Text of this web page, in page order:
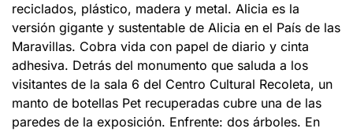
reciclados, plástico, madera y metal. Alicia es la
versión gigante y sustentable de Alicia en el País de las
Maravillas. Cobra vida con papel de diario y cinta
adhesiva. Detrás del monumento que saluda a los
visitantes de la sala 6 del Centro Cultural Recoleta, un
manto de botellas Pet recuperadas cubre una de las
paredes de la exposición. Enfrente: dos árboles. En